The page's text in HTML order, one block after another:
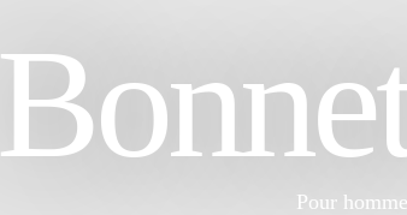
Pour